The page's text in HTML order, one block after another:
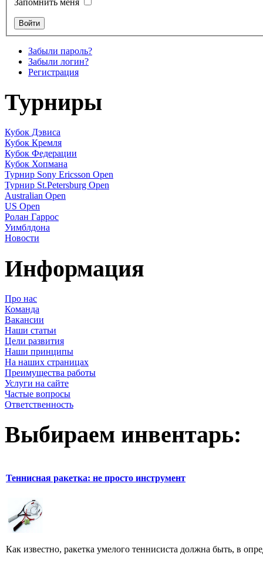
Забыли пароль?
Забыли логин?
Регистрация
Турниры
Кубок Дэвиса
Кубок Кремля
Кубок Федерации
Кубок Хопмана
Турнир Sony Ericsson Open
Турнир St.Petersburg Open
Australian Open
US Open
Ролан Гаррос
Уимблдона
Новости
Информация
Про нас
Команда
Вакансии
Наши статьи
Цели развития
Наши принципы
На наших страницах
Преимущества работы
Услуги на сайте
Частые вопросы
Ответственность
Выбираем инвентарь:
Теннисная ракетка: не просто инструмент
Как известно, ракетка умелого теннисиста должна быть, в